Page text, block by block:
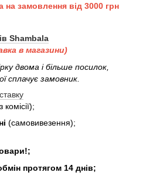
на замовлення від 3000 грн
Shambala
в магазини)
двома і більше посилок,
сплачує замовник.
комісії);
(самовивезення);
протягом 14 днів;